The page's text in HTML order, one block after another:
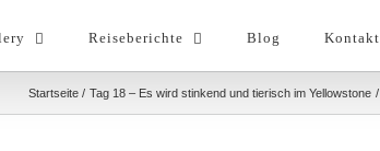
Reiseberichte Blog Kontakt
Startseite Tag 18 – Es wird stinkend und tierisch im Yellowstone